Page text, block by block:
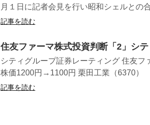
月１日に記者会見を行い昭和シェルとの
記事を読む
住友ファーマ株式投資判断「2」シ
シティグループ証券レーティング 住友
株価1200円→1100円 栗田工業（6370
記事を読む